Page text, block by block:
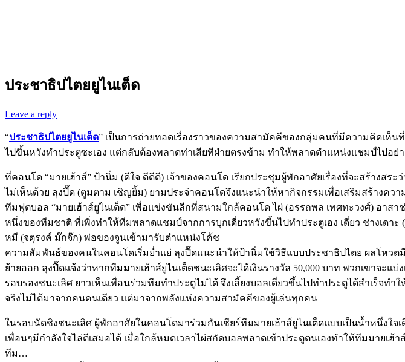
ประชาธิปไตยยูไนเต็ด
Leave a reply
“ประชาธิปไตยยูไนเต็ด” เป็นการถ่ายทอดเรื่องราวของความสามัคคีของกลุ่มคนที่มีความคิดเห็น
ไปขึ้นหวังทำประตูซะเอง แต่กลับต้องพลาดท่าเสียทีฝ่ายตรงข้าม ทำให้พลาดตำแหน่งแชมป์ไปอ
ที่คอนโด “มายเฮ้าส์” ป้านิ่ม (ดีใจ ดีดีดี) เจ้าของคอนโด เรียกประชุมผู้พักอาศัยเรื่องที่จะสร้างส
ไม่เห็นด้วย ลุงปี๊ด (ตูมตาม เชิญยิ้ม) ยามประจำคอนโดจึงแนะนำให้หากิจกรรมเพื่อเสริมสร้าง
ทีมฟุตบอล “มายเฮ้าส์ยูไนเต็ด” เพื่อแข่งขันลีกที่สนามใกล้คอนโด ไผ่ (อรรถพล เทศทะวงศ์) อา
หนึ่งของทีมชาติ ที่เพิ่งทำให้ทีมพลาดแชมป์จากการบุกเดี่ยวหวังขึ้นไปทำประตูเอง เดี่ยว ช่างเด
หมี (จตุรงค์ ม๊กจ๊ก) พ่อของจูนเข้ามารับตำแหน่งโค้ช
ความสัมพันธ์ของคนในคอนโดเริ่มย่ำแย่ ลุงปื๊ดแนะนำให้ป้านิ่มใช้วิธีแบบประชาธิปไตย ผลโหว
ย้ายออก ลุงปื๊ดแจ้งว่าหากทีมมายเฮ้าส์ยูไนเต็ดชนะเลิศจะได้เงินรางวัล 50,000 บาท พวกเขาจะ
รอบรองชนะเลิศ ยาวเห็นเพื่อนร่วมทีมทำประตูไม่ได้ จึงเลี้ยงบอลเดี่ยวขึ้นไปทำประตูได้สำเร็
จริงไม่ได้มาจากคนคนเดียว แต่มาจากพลังแห่งความสามัคคีของผู้เล่นทุกคน
ในรอบนัดชิงชนะเลิศ ผู้พักอาศัยในคอนโดมาร่วมกันเชียร์ทีมมายเฮ้าส์ยูไนเต็ดแบบเป็นน้ำหนึ่ง
เพื่อนๆมีกำลังใจไล่ตีเสมอได้ เมื่อใกล้หมดเวลาไผ่สกัดบอลพลาดเข้าประตูตนเองทำให้ทีมมายเ
ทีม…